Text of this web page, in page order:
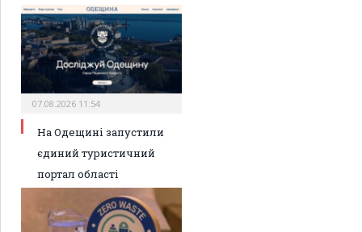
07.08.2026 11:54
На Одещині запустили
єдиний туристичний
портал області